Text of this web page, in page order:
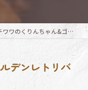
ワのくりんちゃん&ゴールデンレトリバーのあくびちゃん
デンレトリバ